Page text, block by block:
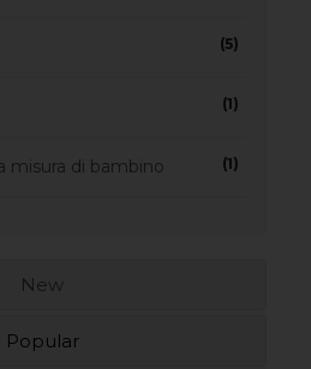
(5)
(1)
misura di bambino (1)
New
Popular